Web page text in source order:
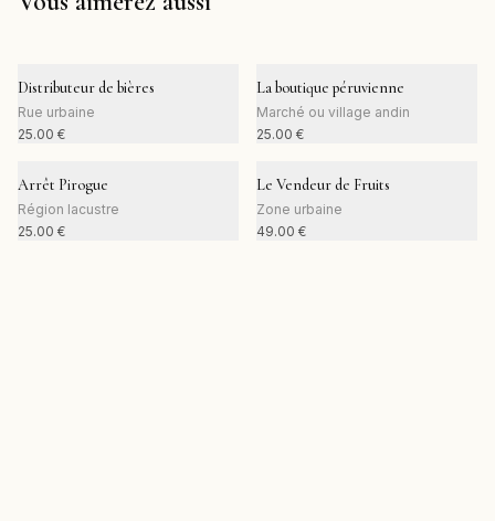
Distributeur de bières
Rue urbaine
25.00 €
La boutique péruvienne
Marché ou village andin
25.00 €
Arrêt Pirogue
Région lacustre
25.00 €
Le Vendeur de Fruits
Zone urbaine
49.00 €